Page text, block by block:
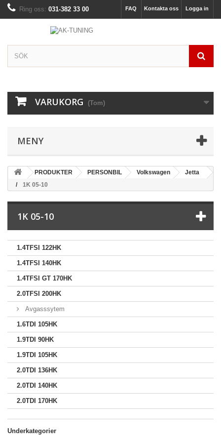
Logga in
Kontakta oss
FAQ
Ring oss: 031-382 33 00
VARUKORG (Tom)
MENY
PRODUKTER PERSONBIL Volkswagen
Jetta
1K 05-10
1K 05-10
1.4TFSI 122HK
1.4TFSI 140HK
1.4TFSI GT 170HK
2.0TFSI 200HK
Avgasssytem
1.6TDI 105HK
1.9TDI 90HK
1.9TDI 105HK
2.0TDI 136HK
2.0TDI 140HK
2.0TDI 170HK
Underkategorier